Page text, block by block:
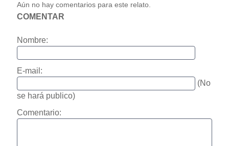
Aún no hay comentarios para este relato.
COMENTAR
Nombre:
E-mail:
(No
se hará publico)
Comentario: